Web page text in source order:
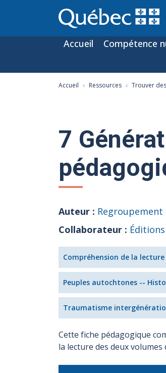
Accueil Compétence
Accueil Ressources Trouver
7
Auteur :
Collaborateur :
Compréhension de la lecture
Peuples autochtones --
Traumatisme
Cette fiche pédagogique
la lecture des deux volumes